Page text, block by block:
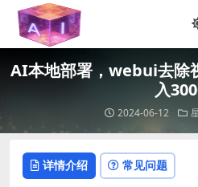
AI本地部署，webui去除
入
2024-06-12
详情介绍 常见问题